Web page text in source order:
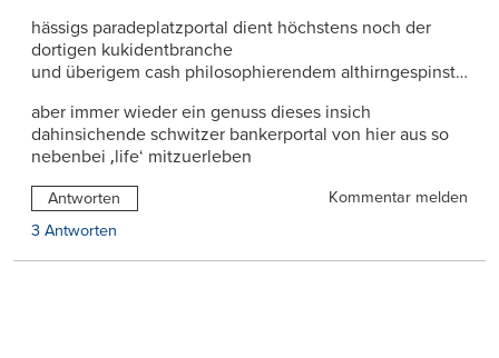
hässigs paradeplatzportal dient höchstens noch der
dortigen kukidentbranche
und überigem cash philosophierendem althirngespinst…
aber immer wieder ein genuss dieses insich
dahinsichende schwitzer bankerportal von hier aus so
nebenbei ‚life‘ mitzuerleben
Antworten
Kommentar melden
3 Antworten